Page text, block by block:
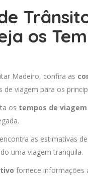
os
Madeiro, confira as
viagem para os
os tempos de
as estimativas
uma viagem tranquila.
fornece informações